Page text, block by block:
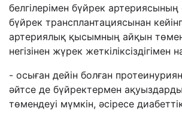
белгілерімен бүйрек
бүйрек трансплантациясынан
артериялық қысымның айқын
негізінен жүрек жеткіліксіздігімен
- осыған дейін болған
әйтсе де бүйректермен
төмендеуі мүмкін, әсіресе